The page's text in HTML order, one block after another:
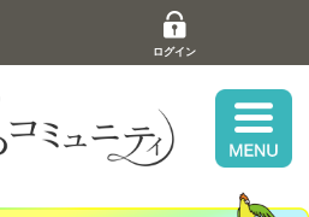
ログイン